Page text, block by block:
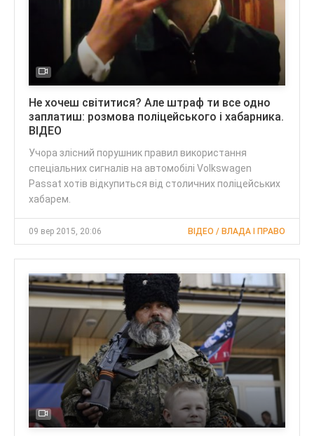
Не хочеш світитися? Але штраф ти все одно
заплатиш: розмова поліцейського і хабарника.
ВІДЕО
Учора злісний порушник правил використання
спеціальних сигналів на автомобілі Volkswagen
Passat хотів відкупиться від столичних поліцейських
хабарем.
09 вер 2015, 20:06 ВІДЕО / ВЛАДА І ПРАВО